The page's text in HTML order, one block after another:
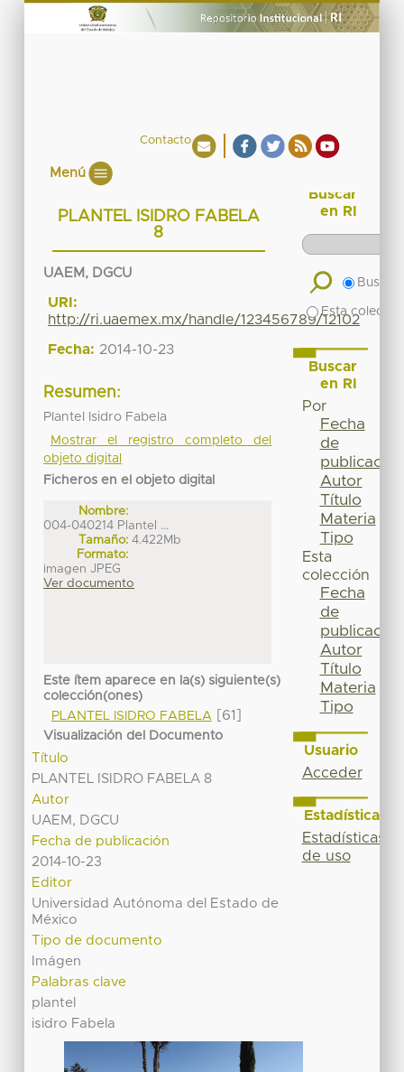
Contacto
Menú
PLANTEL ISIDRO FABELA
8
UAEM, DGCU
URI:
http://ri.uaemex.mx/handle/123456789/12102
Fecha: 2014-10-23
Resumen:
Plantel Isidro Fabela
Mostrar el registro completo del
objeto digital
Ficheros en el objeto digital
Nombre:
004-040214 Plantel ...
Tamaño: 4.422Mb
Formato:
imagen JPEG
Ver documento
Este ítem aparece en la(s) siguiente(s)
colección(ones)
PLANTEL ISIDRO FABELA[61]
Visualización del Documento
Título
PLANTEL ISIDRO FABELA 8
Autor
UAEM, DGCU
Fecha de publicación
2014-10-23
Editor
Universidad Autónoma del Estado de
México
Tipo de documento
Imágen
Palabras clave
plantel
isidro Fabela
Buscar
en RI
Buscar
Esta
Buscar
en RI
Por
Fecha
de
publicación
Autor
Título
Materia
Tipo
Esta
colección
Fecha
de
publicación
Autor
Título
Materia
Tipo
Usuario
Acceder
Estadísticas
Estadísticas
de uso